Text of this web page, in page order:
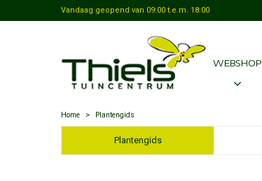
Home > Plantengids
Vandaag geopend van 09:00 t.e.m. 18:00
WEBSHOP
Plantengids